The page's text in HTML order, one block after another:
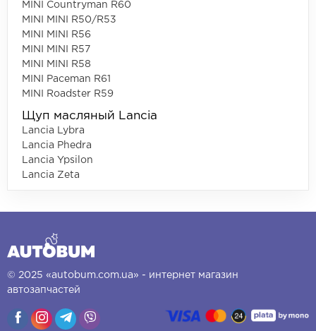
MINI Countryman R60
MINI MINI R50/R53
MINI MINI R56
MINI MINI R57
MINI MINI R58
MINI Paceman R61
MINI Roadster R59
Щуп масляный Lancia
Lancia Lybra
Lancia Phedra
Lancia Ypsilon
Lancia Zeta
© 2025 «autobum.com.ua» - интернет магазин
автозапчастей